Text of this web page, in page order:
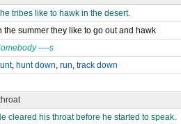
tribes like to hawk in the desert.
the summer they like to go out and hawk
----s
, hunt down, run, track down
cleared his throat before he started to speak.